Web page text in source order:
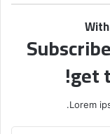
get
Lorem